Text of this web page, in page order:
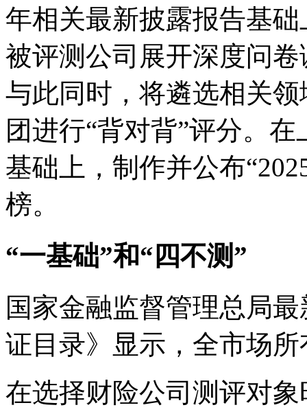
年相关最新披露报告基
被评测公司展开深度问
与此同时，将遴选相关
团进行“背对背”评分。
基础上，制作并公布
榜。
“一基础”和“四不测”
国家金融监督管理总局
证目录》显示，全市场
在选择财险公司测评对